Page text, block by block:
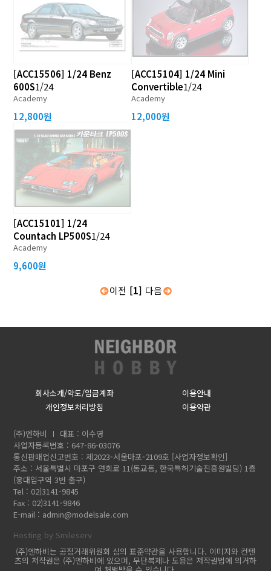
[ACC15506] 1/24 Benz
600S1/24
Academy
12,800원
[ACC15104] 1/24 Mini
Convertible1/24
Academy
12,000원
[ACC15101] 1/24
Countach LP500S1/24
Academy
9,600원
이전 [1] 다음
회사소개/약도/입금계좌
이용안내
개인정보처리방침
이용약관
(주)엔하비
대표 : 이수영
사업자등록번호 : 647-86-03076
통신판매업신고번호 : 제2023-서울마포-2109호 [사업자정보확인]
주소 : 서울특별시 마포구 연희로 11(동교동, 한국특허기술진흥원빌딩) 1층
(홍대입구역 3번 출구)
Tel : 02)3141-9845
Fax : 02)3141-9846
E-mail : admin@modelsale.com
Hosting by Smileserv
(주)엔하비는 공정거래위원회 심의 표준약관을 사용합니다. 이미지와 컨텐
츠의 저작권은 (주)엔하비에 있으며, 무단복제나 도용은 저작권법에 의거하